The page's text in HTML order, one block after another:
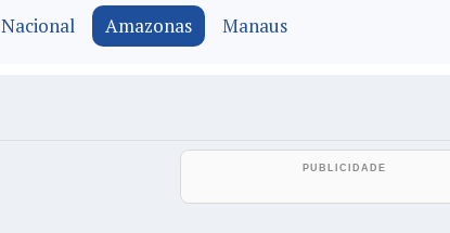
Nacional Amazonas Manaus